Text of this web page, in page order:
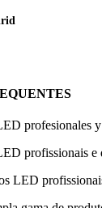
profesionales
profissionais e
LED